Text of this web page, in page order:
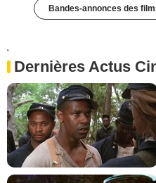
Bandes-annonces des
'
Dernières Actus